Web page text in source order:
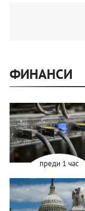
ФИНАНСИ
преди 1 час